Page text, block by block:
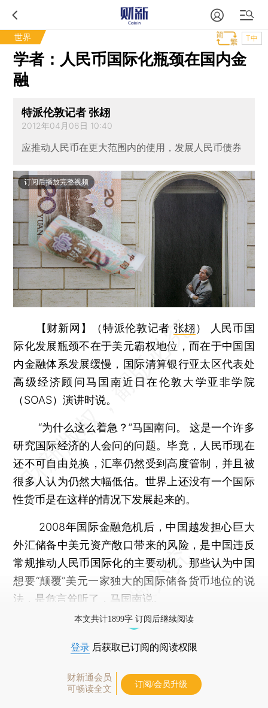
世界 T中
学者：人民币国际化瓶颈在国内金
融
特派伦敦记者 张翃
2012年04月06日 10:40
应推动人民币在更大范围内的使用，发展人民币债券
订阅后播放完整视频
【财新网】（特派伦敦记者 张翃 ）
人民币国
际化发展瓶颈不在于美元霸权地位，而在于中国国
内金融体系发展缓慢，国际清算银行亚太区代表处
高级经济顾问马国南近日在伦敦大学亚非学院
（SOAS）演讲时说。
“为什么这么着急？”马国南问。 这是一个许多
研究国际经济的人会问的问题。毕竟，人民币现在
还不可自由兑换，汇率仍然受到高度管制，并且被
很多人认为仍然大幅低估。世界上还没有一个国际
性货币是在这样的情况下发展起来的。
2008年国际金融危机后，中国越发担心巨大
外汇储备中美元资产敞口带来的风险，是中国违反
常规推动人民币国际化的主要动机。那些认为中国
想要“颠覆”美元一家独大的国际储备货币地位的说
法，是危言耸听了，马国南说。
本文共计1899字 订阅后继续阅读
登录 后获取已订阅的阅读权限
财新通会员
可畅读全文
订阅/会员升级